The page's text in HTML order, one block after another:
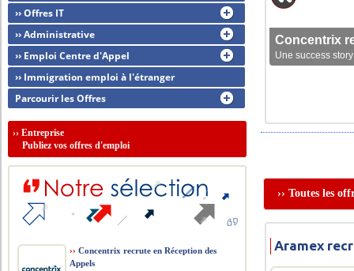
Concentrix
Une success
›› Toutes les
Aramex
›› Offres IT
›› Administrative
›› Emploi Centre d'Appel
›› Immigration emploi à l'étranger
Parcourir les Offres
››Entreprise
Publiez vos offres d'emploi
›› Concentrix recrute en Réception des
Appels